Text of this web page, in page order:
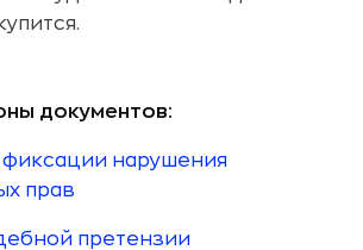
документов:
нарушения
прав
претензии